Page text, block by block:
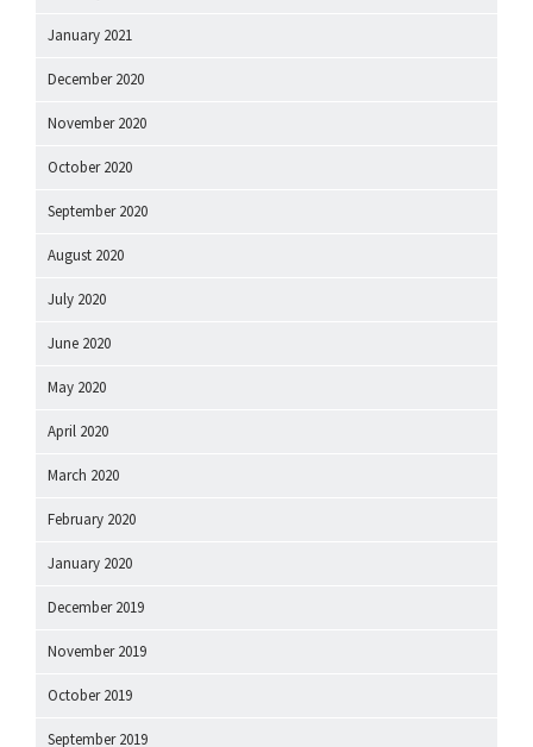
January 2021
December 2020
November 2020
October 2020
September 2020
August 2020
July 2020
June 2020
May 2020
April 2020
March 2020
February 2020
January 2020
December 2019
November 2019
October 2019
September 2019